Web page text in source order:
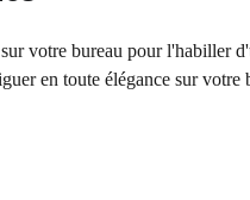
votre bureau pour l'habiller
en toute élégance sur votre